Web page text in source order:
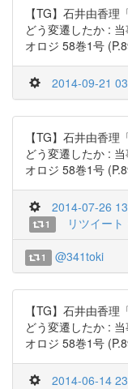
【TG】石井由香
どう変遷したか :
オロジ 58巻1号
2014-09-21
【TG】石井由香
どう変遷したか :
オロジ 58巻1号
2014-07-26
1 リツイー
1 @341toki
【TG】石井由香
どう変遷したか :
オロジ 58巻1号
2014-06-14